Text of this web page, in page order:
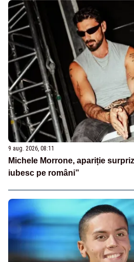
9 aug. 2026, 08:11
Michele Morrone, apariție
iubesc pe români”